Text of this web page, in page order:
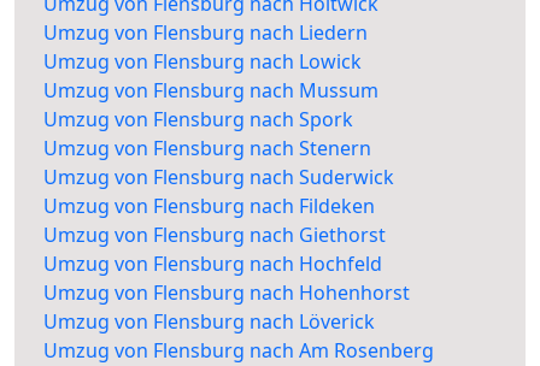
Umzug von Flensburg nach Liedern
Umzug von Flensburg nach Lowick
Umzug von Flensburg nach Mussum
Umzug von Flensburg nach Spork
Umzug von Flensburg nach Stenern
Umzug von Flensburg nach Suderwick
Umzug von Flensburg nach Fildeken
Umzug von Flensburg nach Giethorst
Umzug von Flensburg nach Hochfeld
Umzug von Flensburg nach Hohenhorst
Umzug von Flensburg nach Löverick
Umzug von Flensburg nach Am Rosenberg